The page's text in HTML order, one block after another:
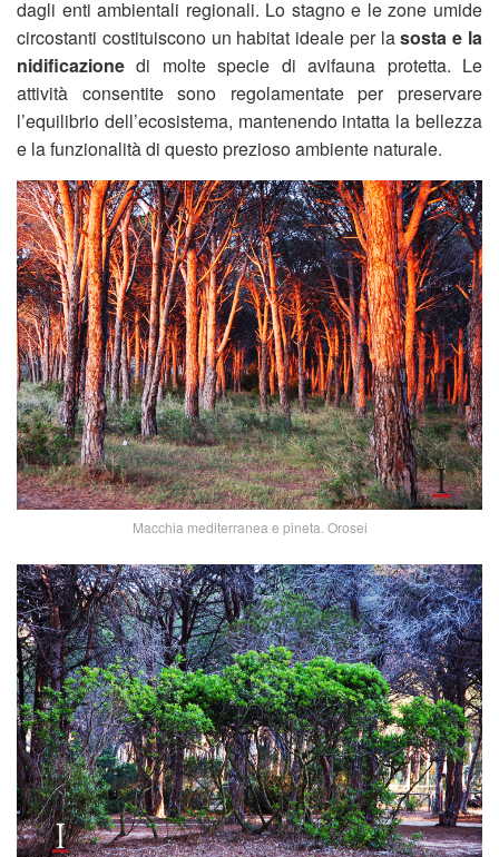
dagli enti ambientali regionali. Lo stagno e le zone umide
circostanti costituiscono un habitat ideale per lasosta e la
nidificazione di molte specie di avifauna protetta. Le
attività consentite sono regolamentate per preservare
l’equilibrio dell’ecosistema, mantenendo intatta la bellezza
e la funzionalità di questo prezioso ambiente naturale.
Macchia mediterranea e pineta. Orosei